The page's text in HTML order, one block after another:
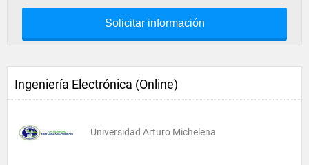
Solicitar información
Ingeniería Electrónica (Online)
Universidad Arturo Michelena